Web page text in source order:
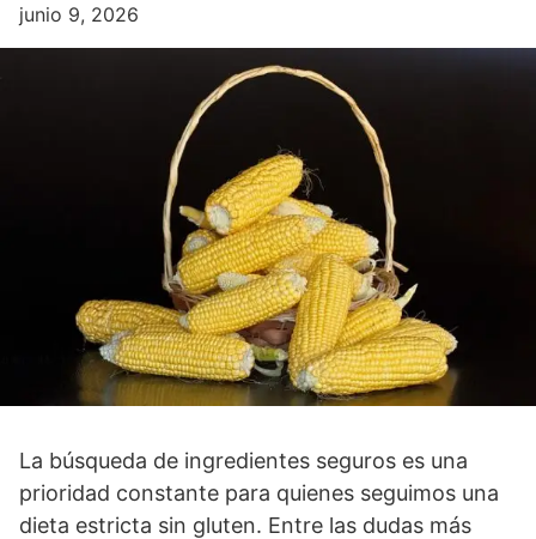
junio 9, 2026
La búsqueda de ingredientes seguros es una
prioridad constante para quienes seguimos una
dieta estricta sin gluten. Entre las dudas más